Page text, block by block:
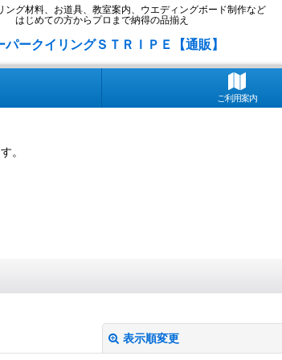
ング材料、お道具、教室案内、ウエディングボード制作など
はじめての方からプロまで納得の品揃え
パークイリングＳＴＲＩＰＥ【通販】
ご利用案内
。
表示順変更